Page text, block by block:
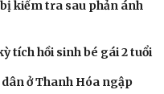
kiểm tra sau phản ánh
tích hồi sinh bé gái 2 tuổi
ở Thanh Hóa ngập